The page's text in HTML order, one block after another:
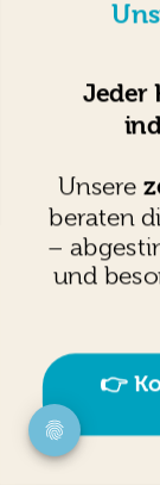
Hunde im
Interessante
Hunde im
Fellpflege beim
Filmhunde -
Hund
Wasserrettung
Wasserarbeit
Hunde aus
Welpen-Wissen
Welpen-
Welpe welches
Welpen-
Jeder
Unsere
beraten
–
und
👉